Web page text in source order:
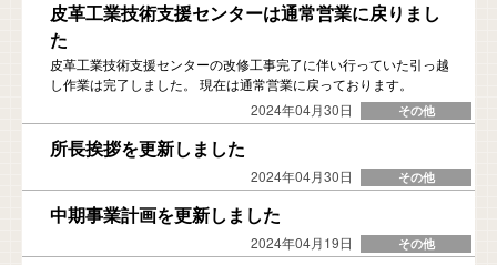
2024年04月30日
皮革工業技術支援センターは通常営業に戻りまし
た
皮革工業技術支援センターの改修工事完了に伴い行っていた引っ越
し作業は完了しました。 現在は通常営業に戻っております。
2024年04月30日
所長挨拶を更新しました
2024年04月19日
中期事業計画を更新しました